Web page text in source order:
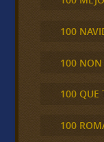
100
100 NON
100 QUE
100